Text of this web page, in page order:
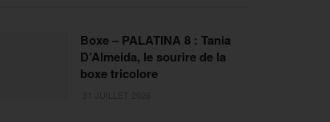
Boxe – PALATINA 8 : Tania
D’Almeida, le sourire de la
boxe tricolore